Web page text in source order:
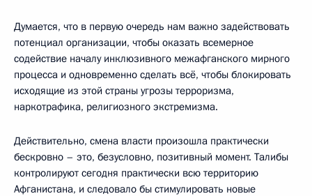
Думается, что в первую очередь нам важно задействовать
потенциал организации, чтобы оказать всемерное
содействие началу инклюзивного межафганского мирного
процесса и одновременно сделать всё, чтобы блокировать
исходящие из этой страны угрозы терроризма,
наркотрафика, религиозного экстремизма.
Действительно, смена власти произошла практически
бескровно – это, безусловно, позитивный момент. Талибы
контролируют сегодня практически всю территорию
Афганистана, и следовало бы стимулировать новые